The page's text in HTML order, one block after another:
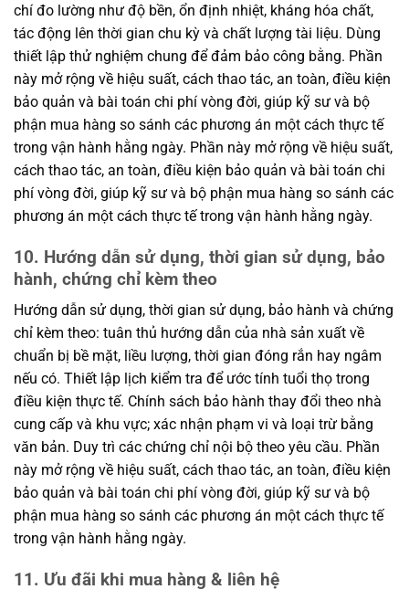
chí đo lường như độ bền, ổn định nhiệt, kháng hóa chất,
tác động lên thời gian chu kỳ và chất lượng tài liệu. Dùng
thiết lập thử nghiệm chung để đảm bảo công bằng. Phần
này mở rộng về hiệu suất, cách thao tác, an toàn, điều kiện
bảo quản và bài toán chi phí vòng đời, giúp kỹ sư và bộ
phận mua hàng so sánh các phương án một cách thực tế
trong vận hành hằng ngày. Phần này mở rộng về hiệu suất,
cách thao tác, an toàn, điều kiện bảo quản và bài toán chi
phí vòng đời, giúp kỹ sư và bộ phận mua hàng so sánh các
phương án một cách thực tế trong vận hành hằng ngày.
10. Hướng dẫn sử dụng, thời gian sử dụng, bảo
hành, chứng chỉ kèm theo
Hướng dẫn sử dụng, thời gian sử dụng, bảo hành và chứng
chỉ kèm theo: tuân thủ hướng dẫn của nhà sản xuất về
chuẩn bị bề mặt, liều lượng, thời gian đóng rắn hay ngâm
nếu có. Thiết lập lịch kiểm tra để ước tính tuổi thọ trong
điều kiện thực tế. Chính sách bảo hành thay đổi theo nhà
cung cấp và khu vực; xác nhận phạm vi và loại trừ bằng
văn bản. Duy trì các chứng chỉ nội bộ theo yêu cầu. Phần
này mở rộng về hiệu suất, cách thao tác, an toàn, điều kiện
bảo quản và bài toán chi phí vòng đời, giúp kỹ sư và bộ
phận mua hàng so sánh các phương án một cách thực tế
trong vận hành hằng ngày.
11. Ưu đãi khi mua hàng & liên hệ